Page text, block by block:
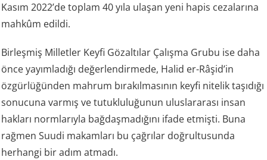
Kasım 2022’de toplam 40 yıla ulaşan yeni hapis cezalarına
mahkûm edildi.
Birleşmiş Milletler Keyfi Gözaltılar Çalışma Grubu ise daha
önce yayımladığı değerlendirmede, Halid er-Râşid’in
özgürlüğünden mahrum bırakılmasının keyfi nitelik taşıdığı
sonucuna varmış ve tutukluluğunun uluslararası insan
hakları normlarıyla bağdaşmadığını ifade etmişti. Buna
rağmen Suudi makamları bu çağrılar doğrultusunda
herhangi bir adım atmadı.